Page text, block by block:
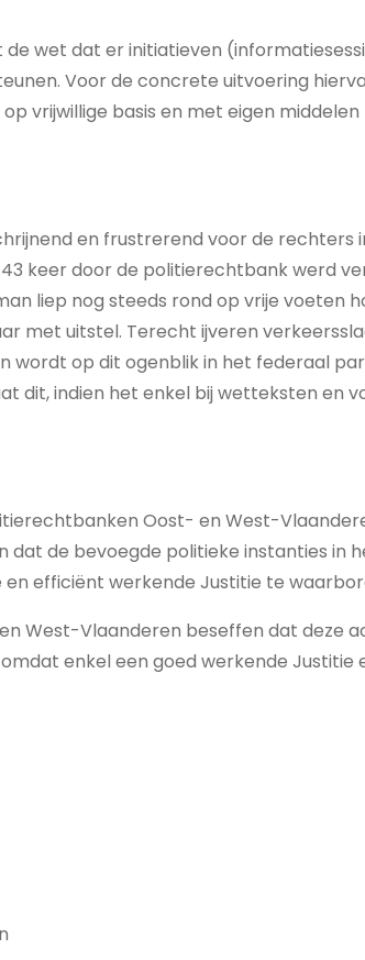
wet dat er initiatieven
Voor de concrete uitvoering
vrijwillige basis en met eigen
en frustrerend voor de
keer door de politierechtbank werd
liep nog steeds rond op vrije voeten
met uitstel. Terecht ijveren
wordt op dit ogenblik in het federaal
dit, indien het enkel bij wetteksten en
Oost- en West-
de bevoegde politieke instanties in
efficiënt werkende Justitie te
West-Vlaanderen beseffen dat deze
enkel een goed werkende Justitie